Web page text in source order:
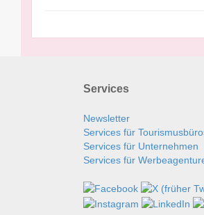
Services
Newsletter
Services für
Services für Unternehmen
Services für